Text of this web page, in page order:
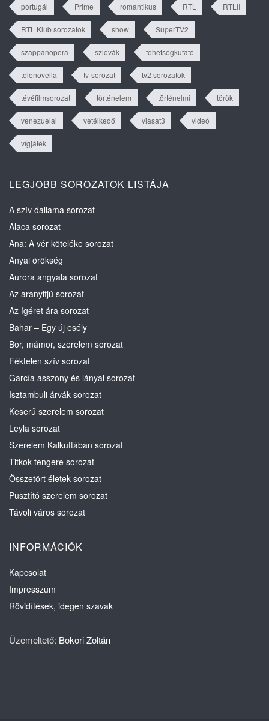
portugál Prime romantikus RTL RTLII
RTL Klub sorozatok show SuperTV2
szappanopera szlovák tehetségkutató
telenovella tv-sorozat tv2 sorozatok
tévéfilmsorozat történelem történelmi török
venezuelai vetélkedő viasat3 videó
vígjáték
LEGJOBB SOROZATOK LISTÁJA
A szív dallama sorozat
Alaca sorozat
Ana: A vér köteléke sorozat
Anyai örökség
Aurora angyala sorozat
Az aranyifjú sorozat
Az ígéret ára sorozat
Bahar – Egy új esély
Bor, mámor, szerelem sorozat
Féktelen szív sorozat
García asszony és lányai sorozat
Isztambuli árvák sorozat
Keserű szerelem sorozat
Leyla sorozat
Szerelem Kalkuttában sorozat
Titkok tengere sorozat
Összetört életek sorozat
Pusztító szerelem sorozat
Távoli város sorozat
INFORMÁCIÓK
Kapcsolat
Impresszum
Rövidítések, idegen szavak
Üzemeltető: Bokori Zoltán